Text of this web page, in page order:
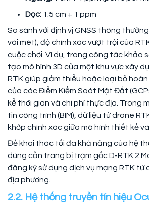
Dọc: 1.5 cm + 1 ppm
So sánh với định vị GNSS thông
vài mét), độ chính xác vượt trội của
cuộc chơi. Ví dụ, trong công tác khảo
tạo mô hình 3D của một khu vực xây
RTK giúp giảm thiểu hoặc loại bỏ
của các Điểm Kiểm Soát Mặt Đất
kể thời gian và chi phí thực địa. Trong
tin công trình (BIM), dữ liệu từ drone
khớp chính xác giữa mô hình thiết kế
Để khai thác tối đa khả năng của hệ
dùng cần trang bị trạm gốc D-RTK 2
đăng ký sử dụng dịch vụ mạng RTK từ
địa phương.
2.2. Hệ thống truyền tín hiệu